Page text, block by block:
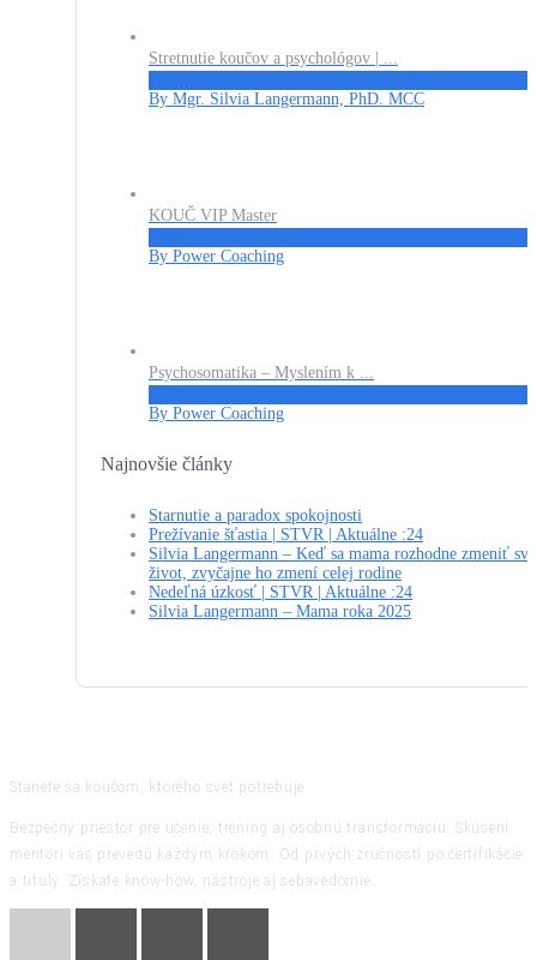
Stretnutie koučov a psychológov | ...
By Mgr. Silvia Langermann, PhD. MCC
KOUČ VIP Master
By Power Coaching
Psychosomatika – Myslením k ...
By Power Coaching
Najnovšie články
Starnutie a paradox spokojnosti
Prežívanie šťastia | STVR | Aktuálne :24
Silvia Langermann – Keď sa mama rozhodne zmeniť
život, zvyčajne ho zmení celej rodine
Nedeľná úzkosť | STVR | Aktuálne :24
Silvia Langermann – Mama roka 2025
Stanete sa koučom, ktorého svet potrebuje
Bezpečný priestor pre učenie, tréning aj osobnú transformáciu. Skúsení
mentori vás prevedú každým krokom. Od prvých zručností po certifikácie
a tituly. Získate know-how, nástroje aj sebavedomie.